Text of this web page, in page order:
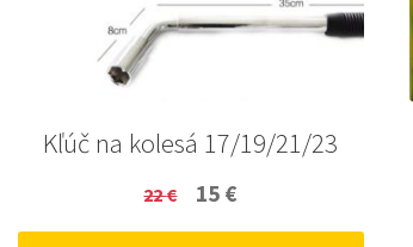
Kľúč na kolesá 17/19/21/23
22€
Original
price
15 €
price